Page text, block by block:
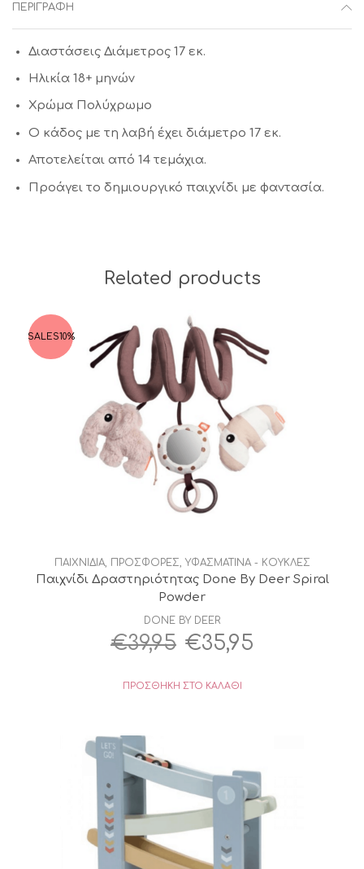
ΠΕΡΙΓΡΑΦΉ
Διαστάσεις Διάμετρος 17 εκ.
Ηλικία 18+ μηνών
Χρώμα Πολύχρωμo
Ο κάδος με τη λαβή έχει διάμετρο 17 εκ.
Αποτελείται από 14 τεμάχια.
Προάγει το δημιουργικό παιχνίδι με φαντασία.
Related products
SALES10%
ΠΑΙΧΝΙΔΙΑ, ΠΡΟΣΦΟΡΕΣ, ΥΦΑΣΜΑΤΙΝΑ - ΚΟΥΚΛΕΣ
Παιχνίδι Δραστηριότητας Done By Deer Spiral
Powder
DONE BY DEER
€39,95 Original
€35,95
ΠΡΟΣΘΉΚΗ ΣΤΟ ΚΑΛΆΘΙ